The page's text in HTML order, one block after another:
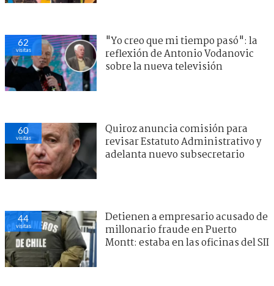
62
visitas
"Yo creo que mi tiempo pasó": la
reflexión de Antonio Vodanovic
sobre la nueva televisión
60
visitas
Quiroz anuncia comisión para
revisar Estatuto Administrativo y
adelanta nuevo subsecretario
44
visitas
Detienen a empresario acusado de
millonario fraude en Puerto
Montt: estaba en las oficinas del SII